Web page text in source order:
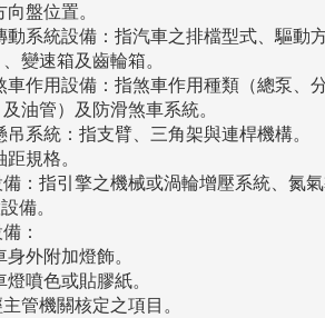
盤位置。
系統設備：指汽車之排檔型式、驅動
速箱及齒輪箱。
作用設備：指煞車作用種類（總泵、
管）及防滑煞車系統。
系統：指支臂、三角架與連桿機構。
規格。
：指引擎之機械或渦輪增壓系統、氮
備。
：
外附加燈飾。
噴色或貼膠紙。
管機關核定之項目。